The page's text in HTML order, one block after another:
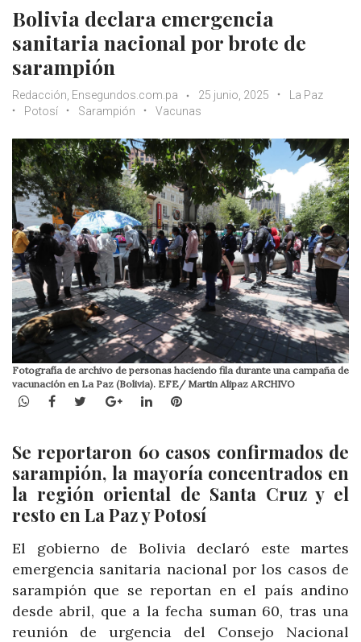
Bolivia declara emergencia
sanitaria nacional por brote de
sarampión
Redacción, Ensegundos.com.pa 25 junio, 2025
La Paz
Potosí
Sarampión Vacunas
Fotografía de archivo de personas haciendo fila durante una campaña de
vacunación en La Paz (Bolivia). EFE/ Martin Alipaz ARCHIVO
WhatsApp
Facebook
TwitterGoogle+LinkedInPinterest
Se reportaron 60 casos confirmados de
sarampión, la mayoría concentrados en
la región oriental de Santa Cruz y el
resto en La Paz y Potosí
El gobierno de Bolivia declaró este martes
emergencia sanitaria nacional por los casos de
sarampión que se reportan en el país andino
desde abril, que a la fecha suman 60, tras una
reunión de urgencia del Consejo Nacional